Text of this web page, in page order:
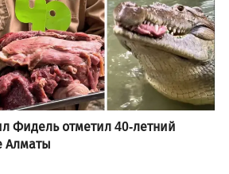
Фидель отметил 40-летний
Алматы